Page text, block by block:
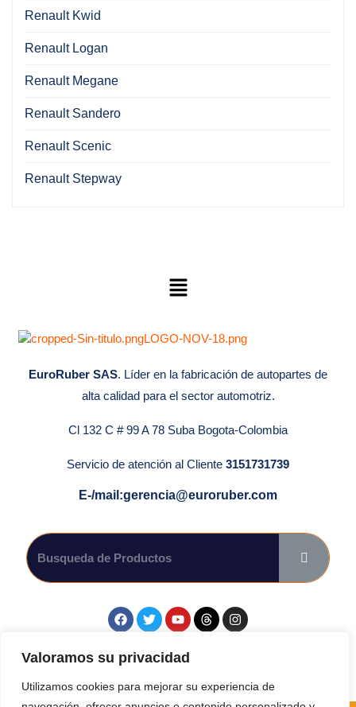
Valoramos su privacidad
Utilizamos cookies para mejorar su experiencia de
Renault Kwid
Renault Logan
Renault Megane
Renault Sandero
Renault Scenic
Renault Stepway
EuroRuber SAS. Líder en la fabricación de autopartes de
alta calidad para el sector automotriz.
Cl 132 C # 99 A 78 Suba Bogota-Colombia
Servicio de atención al Cliente 3151731739
E-/mail:gerencia@euroruber.com